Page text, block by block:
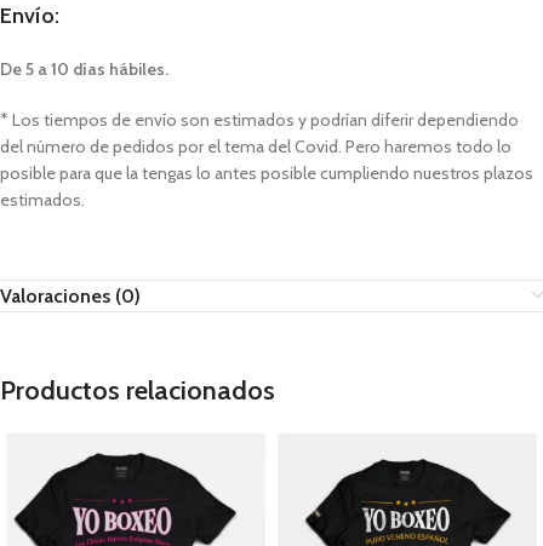
Envío:
De 5 a 10 días hábiles.
* Los tiempos de envío son estimados y podrían diferir dependiendo
del número de pedidos por el tema del Covid. Pero haremos todo lo
posible para que la tengas lo antes posible cumpliendo nuestros plazos
estimados.
Valoraciones (0)
Productos relacionados